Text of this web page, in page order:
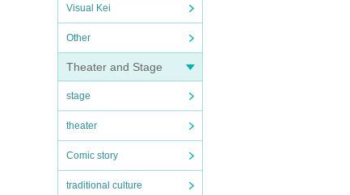
Visual Kei
Other
Theater and Stage
stage
theater
Comic story
traditional culture